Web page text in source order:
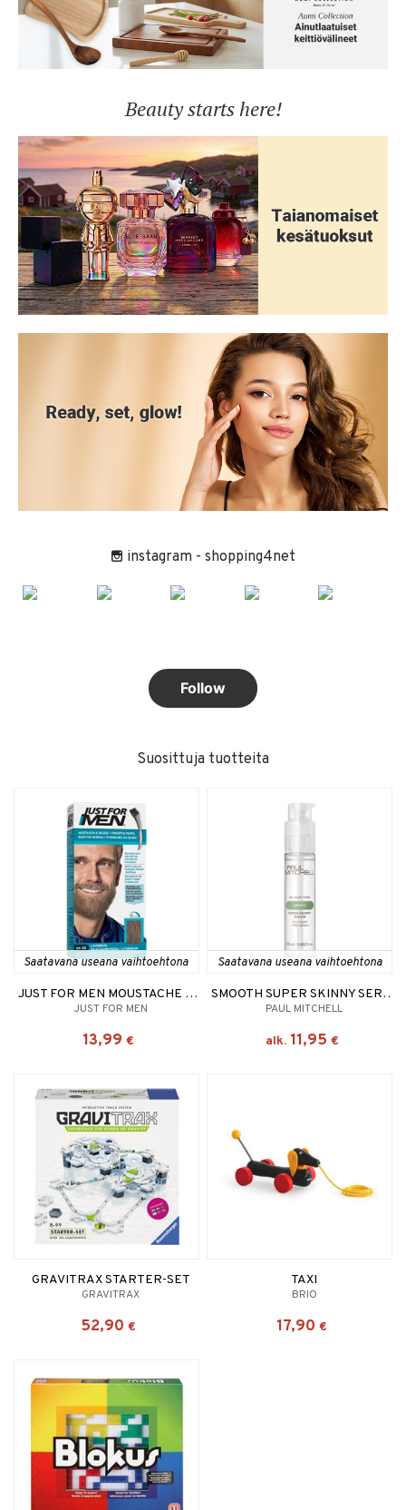
Beauty starts here!
instagram - shopping4net
Suosittuja tuotteita
Saatavana useana vaihtoehtona
JUST FOR MEN MOUSTACHE & BEARD COLOR
JUST FOR MEN
13,99 €
Saatavana useana vaihtoehtona
SMOOTH SUPER SKINNY SERUM - HUMIDITY RESISTANT
PAUL MITCHELL
alk. 11,95 €
GRAVITRAX STARTER-SET
GRAVITRAX
52,90 €
TAXI
BRIO
17,90 €